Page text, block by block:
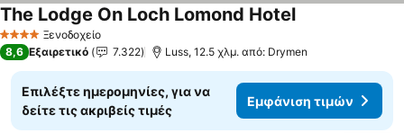
4 ΑστέριαΞενοδοχείο
The Lodge On Loch Lomond HotelΕμφάνιση
8,6 Εξαιρετικό 7.322 Luss, 12.5 χλμ. από: Drymen
Επιλέξτε ημερομηνίες, για να
δείτε τις ακριβείς τιμές
Εμφάνιση τιμών